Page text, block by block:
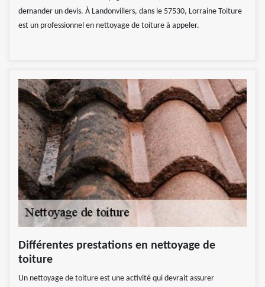
demander un devis. À Landonvillers, dans le 57530, Lorraine Toiture
est un professionnel en nettoyage de toiture à appeler.
Différentes prestations en nettoyage de
toiture
Un nettoyage de toiture est une activité qui devrait assurer